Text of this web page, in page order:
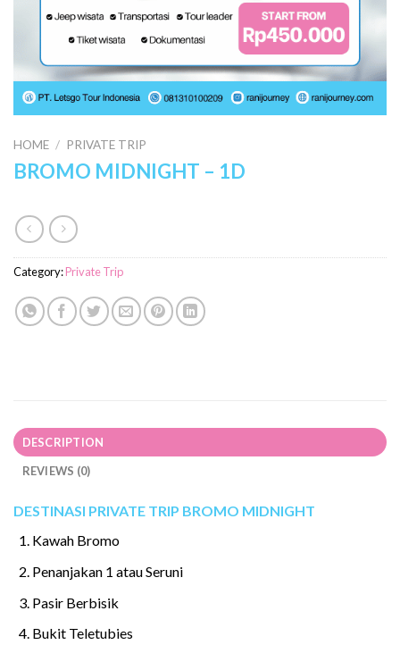
HOME / PRIVATE TRIP
BROMO MIDNIGHT – 1D
Category:Private Trip
DESCRIPTION
REVIEWS (0)
DESTINASI PRIVATE TRIP BROMO MIDNIGHT
Kawah Bromo
Penanjakan 1 atau Seruni
Pasir Berbisik
Bukit Teletubies